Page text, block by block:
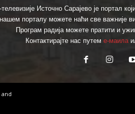
Источно Сарајево је портал
порталу можете наћи све важније
Програм радија можете пратити и
Контактирајте нас путем е-маила
and